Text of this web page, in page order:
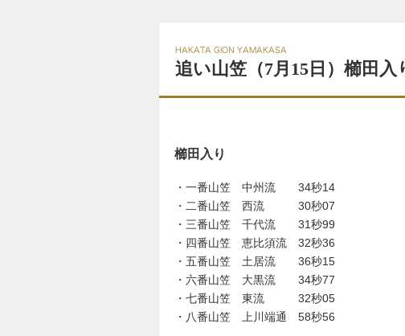
追い山笠（7月15日）櫛田入
櫛田入り
・一番山笠 中州流 34秒14
・二番山笠 西流 30秒07
・三番山笠 千代流 31秒99
・四番山笠 恵比須流 32秒36
・五番山笠 土居流 36秒15
・六番山笠 大黒流 34秒77
・七番山笠 東流 32秒05
・八番山笠 上川端通 58秒56